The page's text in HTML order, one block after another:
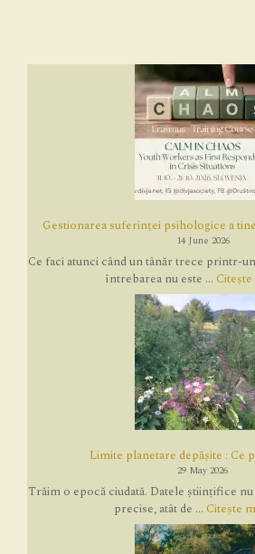
Gestionarea suferinței psihologice a
14 June 2026
Ce faci atunci când un tânăr trece printr-
întrebarea nu este ...
Limite planetare depășite : Ce
29 May 2026
Trăim o epocă ciudată. Datele științifice nu
precise, atât de ... Citește